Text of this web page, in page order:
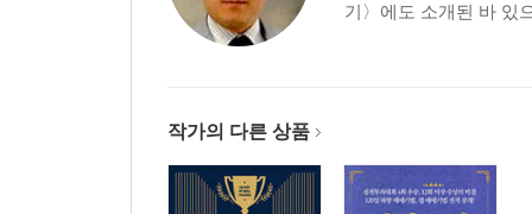
기〉에도 소개된 바 있
작가의 다른 상품